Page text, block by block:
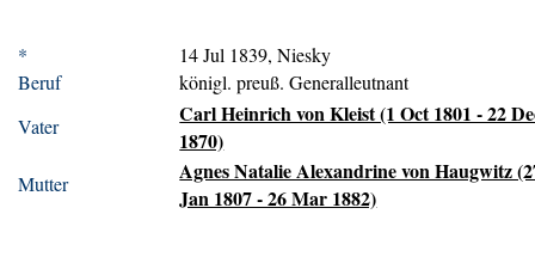
*
14 Jul 1839, Niesky
Beruf
königl. preuß. Generalleutnant
Vater
Carl Heinrich von Kleist (1 Oct 1801 - 22
1870)
Mutter
Agnes Natalie Alexandrine von Haugwitz
Jan 1807 - 26 Mar 1882)